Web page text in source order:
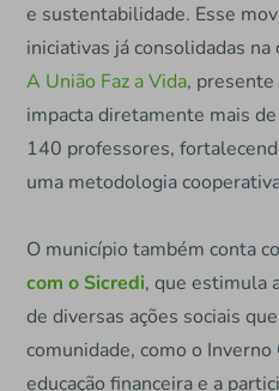
e sustentabilidade. Esse
iniciativas já consolidadas na
A União Faz a Vida,
impacta diretamente mais
140 professores,
uma metodologia
O município também conta
com o Sicredi, que estimula
de diversas ações sociais
comunidade, como o
educação financeira e a